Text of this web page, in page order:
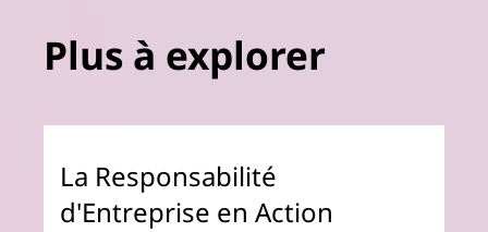
Plus à explorer
La Responsabilité
d'Entreprise en Action